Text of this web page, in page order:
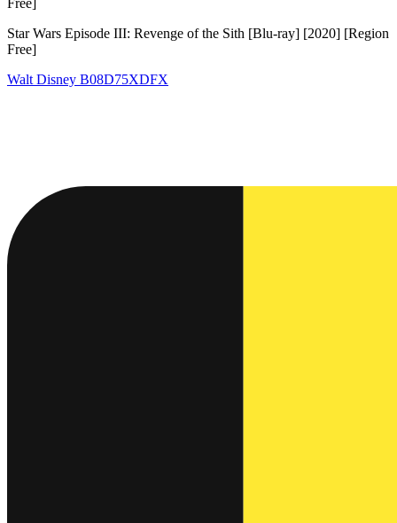
Free]
Star Wars Episode III: Revenge of the Sith [Blu-ray] [2020] [Region
Free]
Walt Disney B08D75XDFX